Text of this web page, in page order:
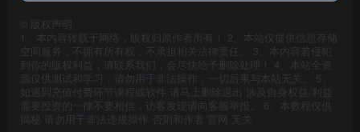
版权声明
1、本内容转载于网络，版权归原作者所有！ 2、本站仅提供信息存储
空间服务，不拥有所有权，不承担相关法律责任。 3、本内容若侵犯
到你的版权利益，请联系我们，会尽快给予删除处理！ 4、本站全资
源仅供测试和学习，请勿用于非法操作，一切后果与本站无关。 5、
如遇到充值付费环节课程或软件 请马上删除退出 涉及自身权益/利益
需要投资的一律不要相信，访客发现请向客服举报。 6、本教程仅供
揭秘 请勿用于非法违规操作 否则和作者 官网 无关